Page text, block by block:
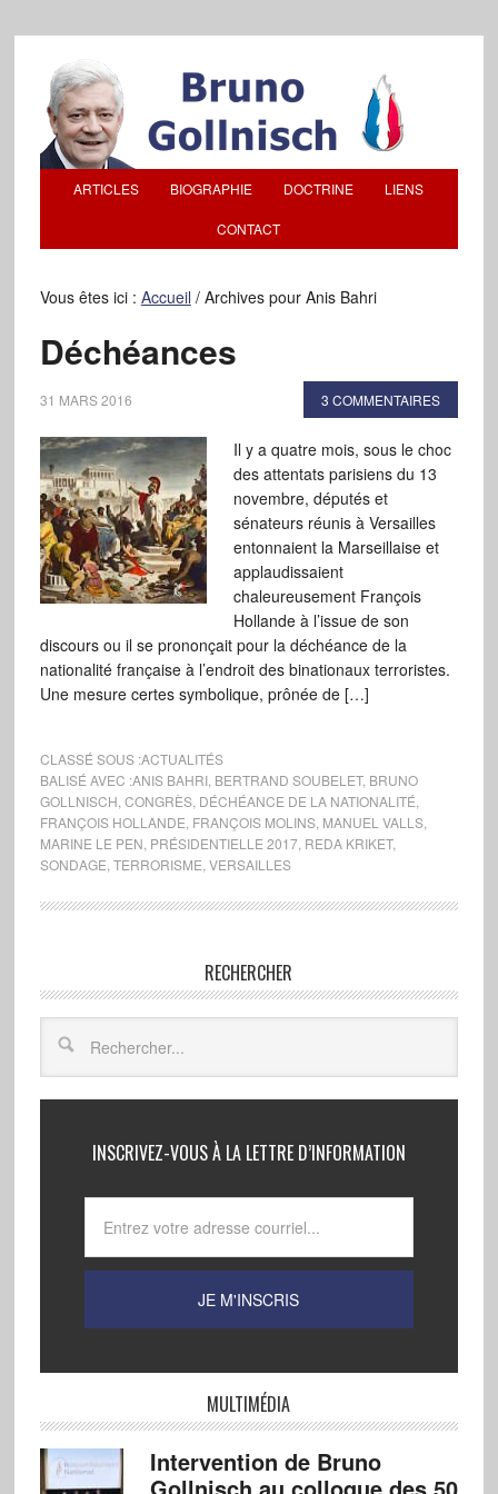
ARTICLES BIOGRAPHIE DOCTRINE LIENS
CONTACT
Vous êtes ici : Accueil /Archives pour Anis Bahri
Déchéances
31 MARS 2016 3 COMMENTAIRES
Il y a quatre mois, sous le choc
des attentats parisiens du 13
novembre, députés et
sénateurs réunis à Versailles
entonnaient la Marseillaise et
applaudissaient
chaleureusement François
Hollande à l’issue de son
discours ou il se prononçait pour la déchéance de la
nationalité française à l’endroit des binationaux terroristes.
Une mesure certes symbolique, prônée de […]
CLASSÉ SOUS :ACTUALITÉS
BALISÉ AVEC :ANIS BAHRI, BERTRAND SOUBELET, BRUNO
GOLLNISCH CONGRÈS, DÉCHÉANCE DE LA NATIONALITÉ
FRANÇOIS HOLLANDE FRANÇOIS MOLINS, MANUEL VALLS,
MARINE LE PEN PRÉSIDENTIELLE 2017, REDA KRIKET,
SONDAGE TERRORISME VERSAILLES
RECHERCHER
INSCRIVEZ-VOUS À LA LETTRE D’INFORMATION
MULTIMÉDIA
Intervention de Bruno